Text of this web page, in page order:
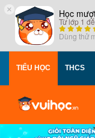
× Học
Từ lớp 1
Dùng thử
TIỂU HỌC THCS